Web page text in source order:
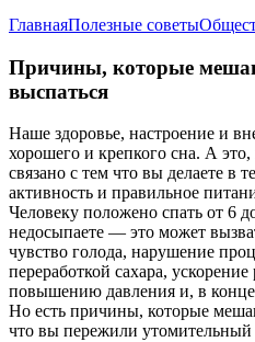
ГлавнаяПолезные советы
Причины, которые
выспаться
Наше здоровье, настроение и
хорошего и крепкого сна. А
связано с тем что вы делаете в
активность и правильное
Человеку положено спать от 6
недосыпаете — это может
чувство голода, нарушение
переработкой сахара,
повышению давления и, в
Но есть причины, которые
что вы пережили утомительный